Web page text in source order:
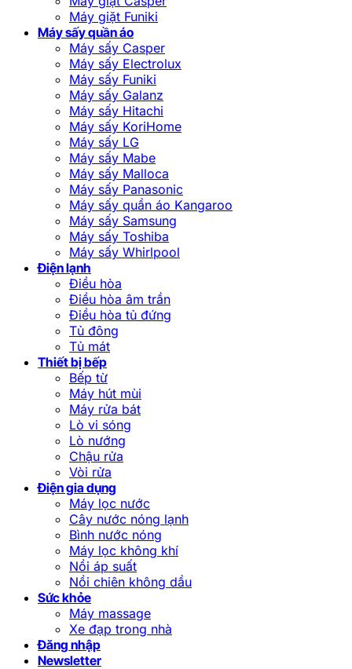
Máy giặt Funiki
Máy sấy quần áo
Máy sấy Casper
Máy sấy Electrolux
Máy sấy Funiki
Máy sấy Galanz
Máy sấy Hitachi
Máy sấy KoriHome
Máy sấy LG
Máy sấy Mabe
Máy sấy Malloca
Máy sấy Panasonic
Máy sấy quần áo Kangaroo
Máy sấy Samsung
Máy sấy Toshiba
Máy sấy Whirlpool
Điện lạnh
Điều hòa
Điều hòa âm trần
Điều hòa tủ đứng
Tủ đông
Tủ mát
Thiết bị bếp
Bếp từ
Máy hút mùi
Máy rửa bát
Lò vi sóng
Lò nướng
Chậu rửa
Vòi rửa
Điện gia dụng
Máy lọc nước
Cây nước nóng lạnh
Bình nước nóng
Máy lọc không khí
Nồi áp suất
Nồi chiên không dầu
Sức khỏe
Máy massage
Xe đạp trong nhà
Đăng nhập
Newsletter